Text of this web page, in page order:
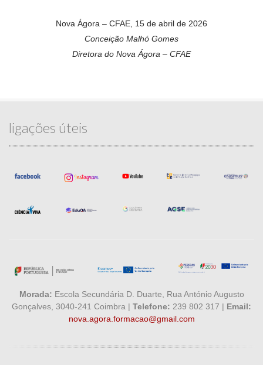
Nova Ágora – CFAE, 15 de abril de 2026
Conceição Malhó Gomes
Diretora do Nova Ágora – CFAE
ligações úteis
Morada: Escola Secundária D. Duarte, Rua António Augusto
Gonçalves, 3040-241 Coimbra | Telefone: 239 802 317 | Email:
nova.agora.formacao@gmail.com